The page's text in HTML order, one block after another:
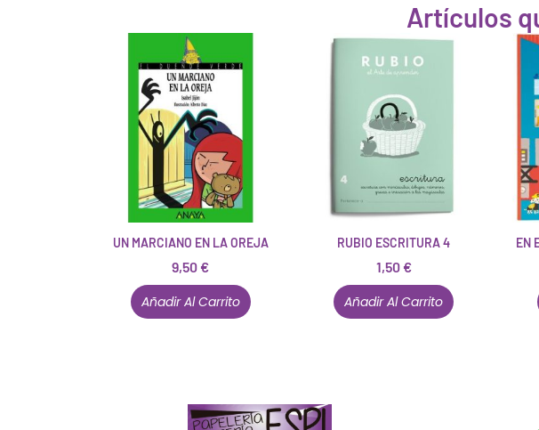
Artículos
UN MARCIANO EN LA OREJA
9,50 €
Añadir Al Carrito
RUBIO ESCRITURA 4
1,50 €
Añadir Al Carrito
EN